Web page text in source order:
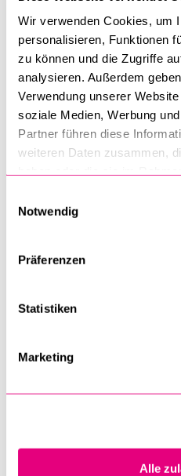
Wir verwenden Cookies, um
personalisieren, Funktionen
zu können und die Zugriffe
analysieren. Außerdem
Verwendung unserer
soziale Medien, Werbung
Partner führen diese
weiteren Daten zusammen,
Notwendig
Präferenzen
Statistiken
Marketing
Alle
Gründe
Alumni
Bachelor-